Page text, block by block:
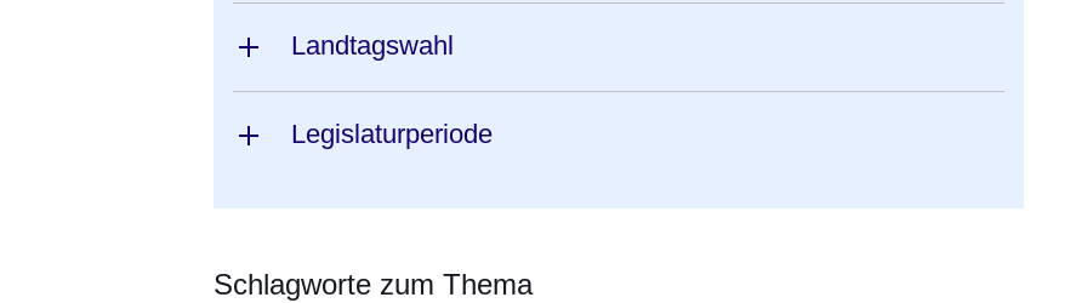
Landtagswahl
Legislaturperiode
Schlagworte zum Thema